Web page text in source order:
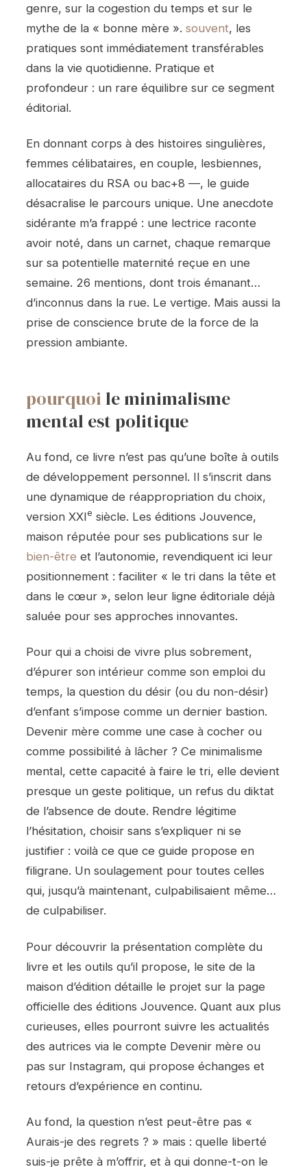
genre, sur la cogestion du temps et sur le
mythe de la « bonne mère ». souvent, les
pratiques sont immédiatement transférables
dans la vie quotidienne. Pratique et
profondeur : un rare équilibre sur ce segment
éditorial.
En donnant corps à des histoires singulières,
femmes célibataires, en couple, lesbiennes,
allocataires du RSA ou bac+8 —, le guide
désacralise le parcours unique. Une anecdote
sidérante m’a frappé : une lectrice raconte
avoir noté, dans un carnet, chaque remarque
sur sa potentielle maternité reçue en une
semaine. 26 mentions, dont trois émanant…
d’inconnus dans la rue. Le vertige. Mais aussi la
prise de conscience brute de la force de la
pression ambiante.
pourquoi le minimalisme
mental est politique
Au fond, ce livre n’est pas qu’une boîte à outils
de développement personnel. Il s’inscrit dans
une dynamique de réappropriation du choix,
version XXIe siècle. Les éditions Jouvence,
maison réputée pour ses publications sur le
bien-être et l’autonomie, revendiquent ici leur
positionnement : faciliter « le tri dans la tête et
dans le cœur », selon leur ligne éditoriale déjà
saluée pour ses approches innovantes.
Pour qui a choisi de vivre plus sobrement,
d’épurer son intérieur comme son emploi du
temps, la question du désir (ou du non-désir)
d’enfant s’impose comme un dernier bastion.
Devenir mère comme une case à cocher ou
comme possibilité à lâcher ? Ce minimalisme
mental, cette capacité à faire le tri, elle devient
presque un geste politique, un refus du diktat
de l’absence de doute. Rendre légitime
l’hésitation, choisir sans s’expliquer ni se
justifier : voilà ce que ce guide propose en
filigrane. Un soulagement pour toutes celles
qui, jusqu’à maintenant, culpabilisaient même…
de culpabiliser.
Pour découvrir la présentation complète du
livre et les outils qu’il propose, le site de la
maison d’édition détaille le projet sur la page
officielle des éditions Jouvence. Quant aux plus
curieuses, elles pourront suivre les actualités
des autrices via le compte Devenir mère ou
pas sur Instagram, qui propose échanges et
retours d’expérience en continu.
Au fond, la question n’est peut-être pas «
Aurais-je des regrets ? » mais : quelle liberté
suis-je prête à m’offrir, et à qui donne-t-on le